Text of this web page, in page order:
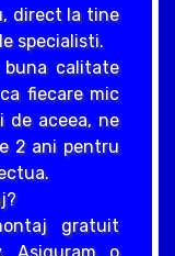
direct la tine
specialisti.
buna calitate
fiecare mic
de aceea, ne
2 ani pentru
gratuit
Asiguram o